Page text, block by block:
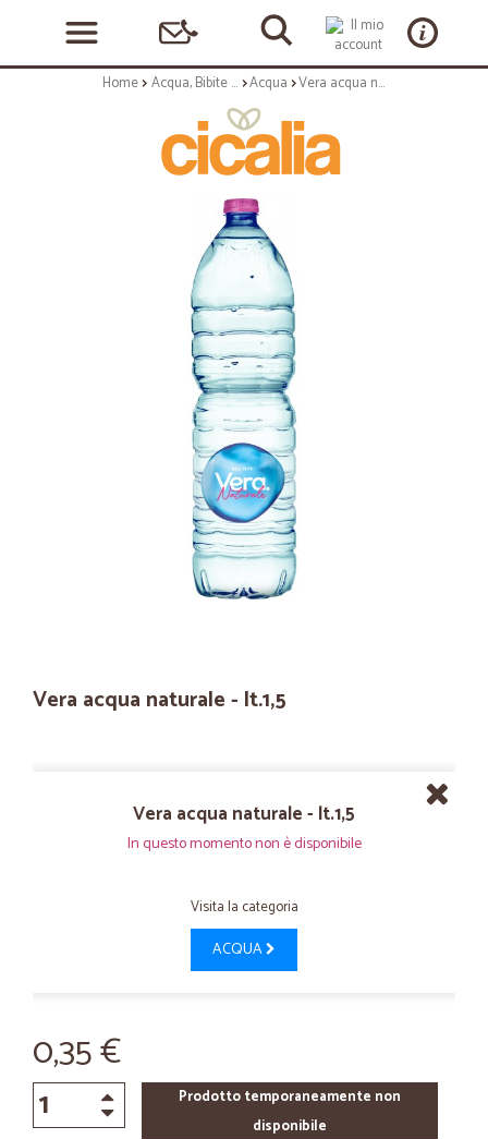
Home Acqua, Bibite e Alcolici Acqua Vera acqua naturale - lt.1,5
Vera acqua naturale - lt.1,5
Vera acqua naturale - lt.1,5
In questo momento non è disponibile
Visita la categoria
ACQUA
0,35 €
Prodotto temporaneamente non
disponibile